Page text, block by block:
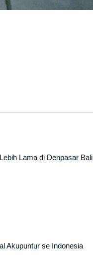
Lama di Denpasar Bali
Akupuntur se Indonesia